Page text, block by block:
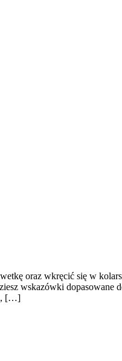
oraz wkręcić się w
wskazówki
[…]